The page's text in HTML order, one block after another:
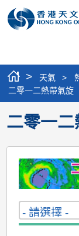
> 天氣 >
二零一二熱帶氣旋
二零一